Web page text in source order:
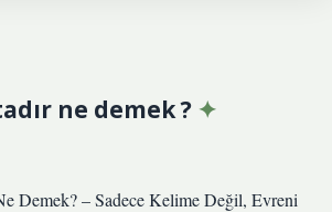
ne demek ?
Demek? – Sadece Kelime Değil, Evreni